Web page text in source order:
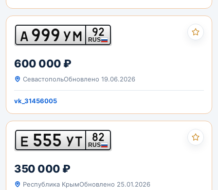
А999 УМ 92
RUS
600 000 ₽
СевастопольОбновлено 19.06.2026
vk_31456005
Е 555 УТ 82
RUS
350 000 ₽
Республика КрымОбновлено 25.01.2026